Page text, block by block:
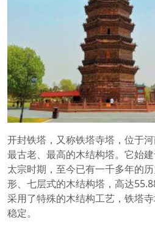
开封铁塔，又称铁塔寺塔，位于
最古老、最高的木结构塔。它始
太宗时期，至今已有一千多年的
形、七层式的木结构塔，高达
采用了特殊的木结构工艺，铁塔
稳定。